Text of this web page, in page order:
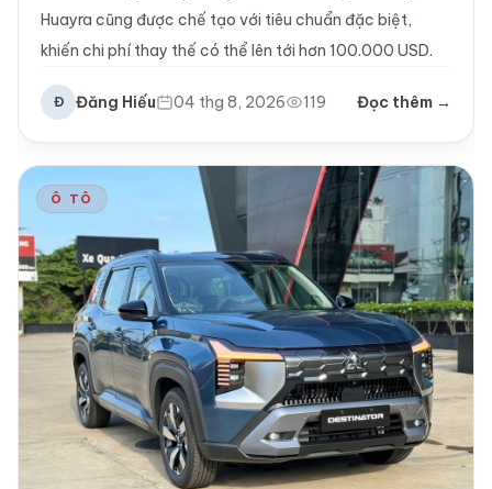
Huayra cũng được chế tạo với tiêu chuẩn đặc biệt,
khiến chi phí thay thế có thể lên tới hơn 100.000 USD.
Đ Đăng Hiếu 04 thg 8, 2026 119 Đọc thêm →
Ô TÔ